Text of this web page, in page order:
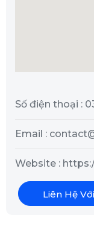
Số điện thoại :
Email :
Website :
Liên Hệ